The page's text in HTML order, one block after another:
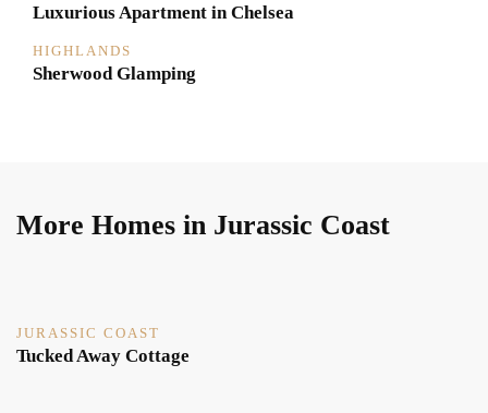
Luxurious Apartment in Chelsea
HIGHLANDS
Sherwood Glamping
More Homes in Jurassic Coast
JURASSIC COAST
Tucked Away Cottage